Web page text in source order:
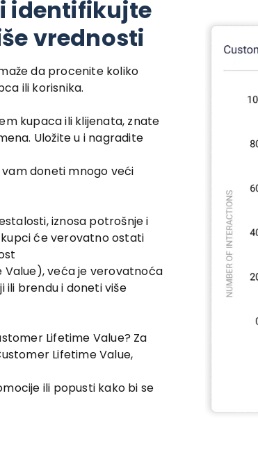
identifikujte
vrednosti
da procenite koliko
ili korisnika.
kupaca ili klijenata, znate
Uložite u i nagradite
doneti mnogo veći
iznosa potrošnje i
će verovatno ostati
veća je verovatnoća
ili brendu i doneti više
Lifetime Value? Za
Lifetime Value,
ili popusti kako bi se